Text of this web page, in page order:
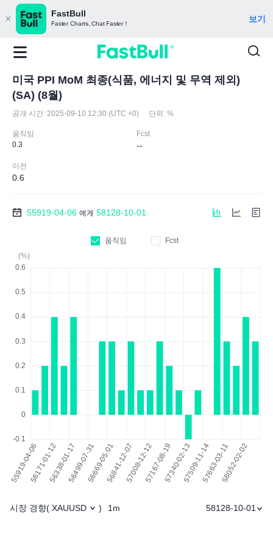
FastBull
Faster Charts, Chat Faster！ 보기
미국 PPI MoM 최종(식품, 에너지 및 무역 제외)
(SA) (8월)
공개 시간: 2025-09-10 12:30 (UTC +0) 단위: %
움직임
0.3
Fcst
--
이전
0.6
55919-04-06 에게 58128-10-01
움직임
Fcst
(%)
시장 경향( XAUUSD ) 1m 58128-10-01